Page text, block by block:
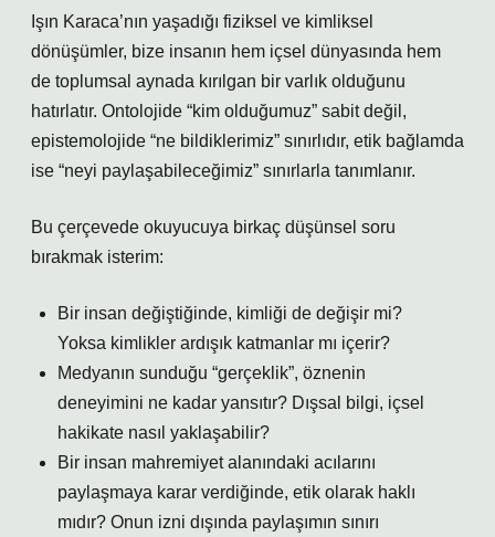
Işın Karaca’nın yaşadığı fiziksel ve kimliksel
dönüşümler, bize insanın hem içsel dünyasında hem
de toplumsal aynada kırılgan bir varlık olduğunu
hatırlatır. Ontolojide “kim olduğumuz” sabit değil,
epistemolojide “ne bildiklerimiz” sınırlıdır, etik bağlamda
ise “neyi paylaşabileceğimiz” sınırlarla tanımlanır.
Bu çerçevede okuyucuya birkaç düşünsel soru
bırakmak isterim:
Bir insan değiştiğinde, kimliği de değişir mi?
Yoksa kimlikler ardışık katmanlar mı içerir?
Medyanın sunduğu “gerçeklik”, öznenin
deneyimini ne kadar yansıtır? Dışsal bilgi, içsel
hakikate nasıl yaklaşabilir?
Bir insan mahremiyet alanındaki acılarını
paylaşmaya karar verdiğinde, etik olarak haklı
mıdır? Onun izni dışında paylaşımın sınırı